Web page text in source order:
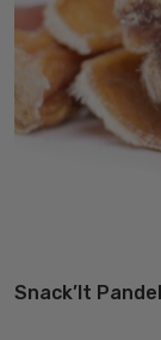
Snack’It